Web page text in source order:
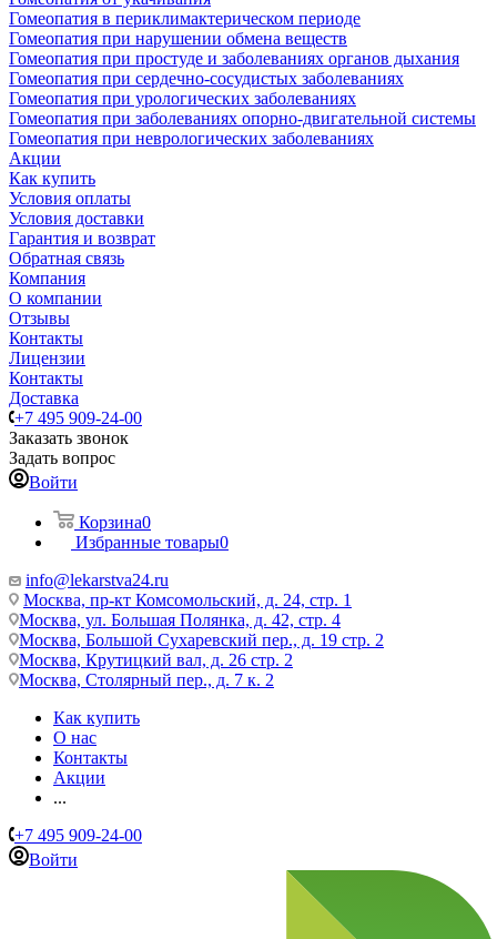
Гомеопатия в периклимактерическом периоде
Гомеопатия при нарушении обмена веществ
Гомеопатия при простуде и заболеваниях органов дыхания
Гомеопатия при сердечно-сосудистых заболеваниях
Гомеопатия при урологических заболеваниях
Гомеопатия при заболеваниях опорно-двигательной системы
Гомеопатия при неврологических заболеваниях
Акции
Как купить
Условия оплаты
Условия доставки
Гарантия и возврат
Обратная связь
Компания
О компании
Отзывы
Контакты
Лицензии
Контакты
Доставка
+7 495 909-24-00
Заказать звонок
Задать вопрос
Войти
Корзина0
Избранные товары0
info@lekarstva24.ru
Москва, пр-кт Комсомольский, д. 24, стр. 1
Москва, ул. Большая Полянка, д. 42, стр. 4
Москва, Большой Сухаревский пер., д. 19 стр. 2
Москва, Крутицкий вал, д. 26 стр. 2
Москва, Столярный пер., д. 7 к. 2
Как купить
О нас
Контакты
Акции
...
+7 495 909-24-00
Войти